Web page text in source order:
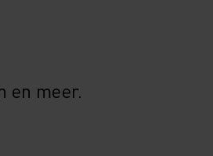
en meer.